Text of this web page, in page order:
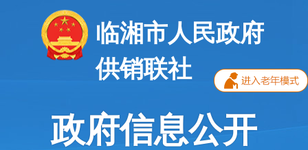
临湘市人民政府
供销联社
政府信息公开